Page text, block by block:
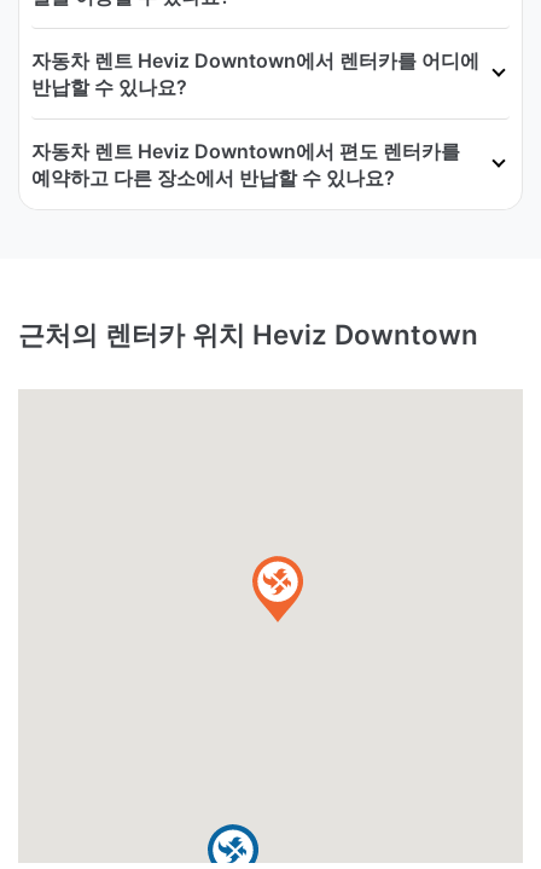
자동차 렌트 Heviz Downtown에서 렌터카를 어디에
반납할 수 있나요?
자동차 렌트 Heviz Downtown에서 편도 렌터카를
예약하고 다른 장소에서 반납할 수 있나요?
근처의 렌터카 위치 Heviz Downtown